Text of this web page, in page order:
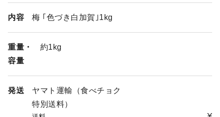
内容 梅 ｢色づき白加賀｣1kg
重量・
容量
約1kg
発送
ヤマト運輸（食べチョク
特別送料）